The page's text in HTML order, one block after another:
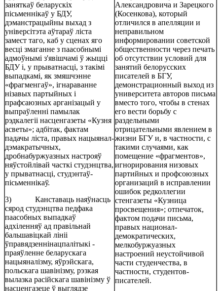
заняткаў беларускіх
пісьменнікаў у БДУ,
дэманстрацыйны выхад з
універсітэта аўтараў ліста
замест таго, каб у сценах яго
весці змаганне з паасобнымі
адмоўнымі з'явішчамі ў жыцці
БДУ і, у прыватнасці, з такімі
выпадкамі, як змяшчэнне
«фрагменгаў», ігнараванне
нізавых партыйных і
прафсаюзных арганізацый у
выпраўленні памылак
рэдкалегіі насценгазеты «Кузня
асветы»; адбітак, фактам
падачы ліста, правых нацыянал-
дэмакратычных,
дробнабуржуазных настрояў
няўстойлівай часткі студэнцтва,
у прыватнасці, студэнтаў-
пісьменнікаў.
3) Канставаць наяўнасць
сярод студэнцтва педфака
паасобных выпадкаў
адхіленняў ад правільнай
бальшавіцкай лініі
ўправядзеннінацпалітыкі -
праяўленне беларускага
нацыяналізму, яўрэйскага,
польскага шавінізму, рэзкая
вылазка расійскага шавінізму ў
насценгазеце ў выглядзе
Александровича и Зарецкого
(Косенкова), который
отличился в апелляции и
неправильном
информировании советской
общественности через печать
об отсутствии условий для
занятий белорусских
писателей в БГУ,
демонстрационный выход из
университета авторов письма
вместо того, чтобы в стенах
его вести борьбу с
раздельными
отрицательными явлением в
жизни БГУ и, в частности, с
такими случаями, как
помещение «фрагментов»,
игнорирования низовых
партийных и профсоюзных
организаций в исправлении
ошибок редколлегии
стенгазеты «Кузница
просвещения»; отпечаток,
фактом подачи письма,
правых национал-
демократических,
мелкобуржуазных
настроений неустойчивой
части студенчества, в
частности, студентов-
писателей.